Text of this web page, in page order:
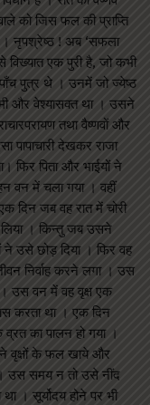
को जिस फल की प्राप्ति
। नृपश्रेष्ठ ! अब ‘सफला
विख्यात एक पुरी है, जो कभी
पाँच पुत्र थे । उनमें जो ज्येष्ठ
और वेश्यासक्त था । उसने
तथा वैष्णवों और
पापाचारी देखकर राजा
फिर पिता और भाईयों ने
वन में चला गया । वहीं
दिन जब वह रात में चोरी
। किन्तु जब उसने
ने उसे छोड़ दिया । फिर वह
निर्वाह करने लगा । उस
। उस वन में वह वृक्ष एक
करता था । एक दिन
का पालन हो गया ।
ने वृक्षों के फल खाये और
उस समय न तो उसे नींद
। सूर्योदय होने पर भी